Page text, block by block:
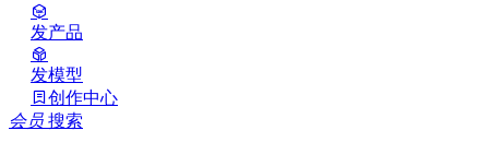
发产品
发模型
创作中心
会员 搜索